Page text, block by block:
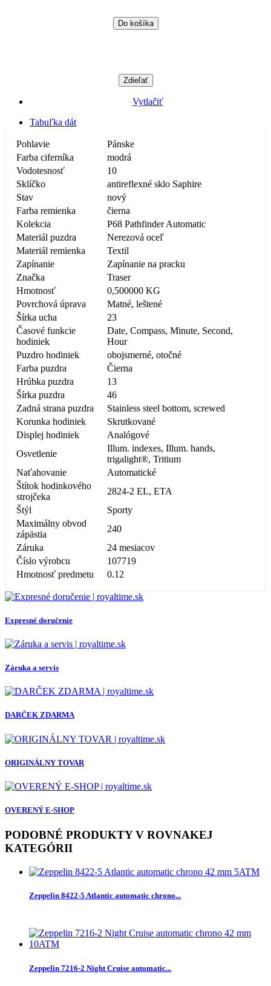
Do košíka
Zdieľať
Vytlačiť
Tabuľka dát
Pohlavie
Pánske
Farba ciferníka
modrá
Vodotesnosť
10
Sklíčko
antireflexné sklo Saphire
Stav
nový
Farba remienka
čierna
Kolekcia
P68 Pathfinder Automatic
Materiál puzdra
Nerezová oceľ
Materiál remienka
Textil
Zapínanie
Zapínanie na pracku
Značka
Traser
Hmotnosť
0,500000 KG
Povrchová úprava
Matné, leštené
Šírka ucha
23
Časové funkcie
hodiniek
Date, Compass, Minute, Second,
Hour
Puzdro hodiniek
obojsmerné, otočné
Farba puzdra
Čierna
Hrúbka puzdra
13
Šírka puzdra
46
Zadná strana puzdra
Stainless steel bottom, screwed
Korunka hodiniek
Skrutkované
Displej hodiniek
Analógové
Osvetlenie
Illum. indexes, Illum. hands,
trigalight®, Tritium
Naťahovanie
Automatické
Štítok hodinkového
strojčeka
2824-2 EL, ETA
Štýl
Sporty
Maximálny obvod
zápästia
240
Záruka
24 mesiacov
Číslo výrobcu
107719
Hmotnosť predmetu
0.12
Expresné doručenie
Záruka a servis
DARČEK ZDARMA
ORIGINÁLNY TOVAR
OVERENÝ E-SHOP
PODOBNÉ PRODUKTY V ROVNAKEJ
KATEGÓRII
Zeppelin 8422-5 Atlantic automatic chrono...
Zeppelin 7216-2 Night Cruise automatic...